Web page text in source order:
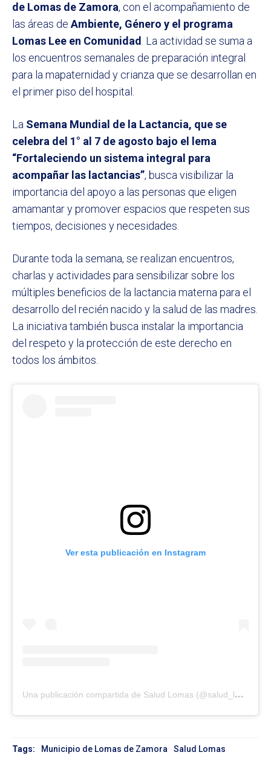
de Lomas de Zamora, con el acompañamiento de
las áreas deAmbiente, Género y el programa
Lomas Lee en Comunidad. La actividad se suma a
los encuentros semanales de preparación integral
para la mapaternidad y crianza que se desarrollan en
el primer piso del hospital.
La Semana Mundial de la Lactancia, que se
celebra del 1° al 7 de agosto bajo el lema
“Fortaleciendo un sistema integral para
acompañar las lactancias”, busca visibilizar la
importancia del apoyo a las personas que eligen
amamantar y promover espacios que respeten sus
tiempos, decisiones y necesidades.
Durante toda la semana, se realizan encuentros,
charlas y actividades para sensibilizar sobre los
múltiples beneficios de la lactancia materna para el
desarrollo del recién nacido y la salud de las madres.
La iniciativa también busca instalar la importancia
del respeto y la protección de este derecho en
todos los ámbitos.
Ver esta publicación en Instagram
U
na publicación compartida de Salud Lomas (@salud_lomas)
Tags: Municipio de Lomas de Zamora
Salud Lomas